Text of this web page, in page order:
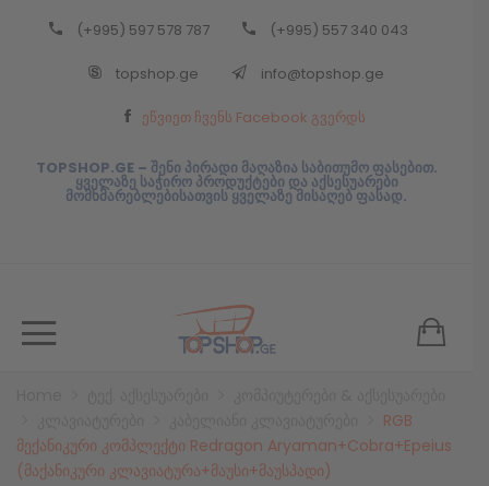
(+995) 597 578 787 (+995) 557 340 043
topshop.ge info@topshop.ge
ეწვიეთ ჩვენს Facebook გვერდს
TOPSHOP.GE – შენი პირადი მაღაზია საბითუმო ფასებით.
ყველაზე საჭირო პროდუქტები და აქსესუარები
მომხმარებლებისათვის ყველაზე მისაღებ ფასად.
RGB
მექანიკური კომპლექტი Redragon Aryaman+Cobra+Epeius
(მაქანიკური კლავიატურა+მაუსი+მაუსპადი)
Back